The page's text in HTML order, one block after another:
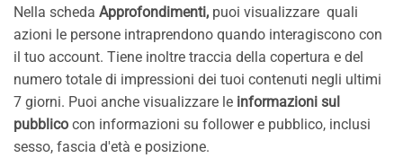
Nella scheda Approfondimenti, puoi visualizzare quali
azioni le persone intraprendono quando interagiscono con
il tuo account. Tiene inoltre traccia della copertura e del
numero totale di impressioni dei tuoi contenuti negli ultimi
7 giorni. Puoi anche visualizzare le informazioni sul
pubblico con informazioni su follower e pubblico, inclusi
sesso, fascia d'età e posizione.